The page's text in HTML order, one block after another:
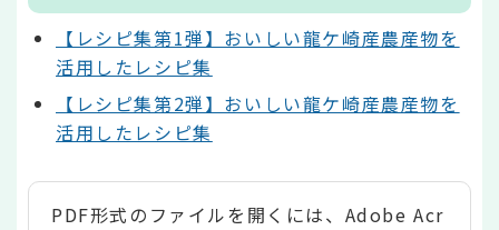
【レシピ集第1弾】おいしい龍ケ崎産農産物を
活用したレシピ集
【レシピ集第2弾】おいしい龍ケ崎産農産物を
活用したレシピ集
PDF形式のファイルを開くには、Adobe Acr